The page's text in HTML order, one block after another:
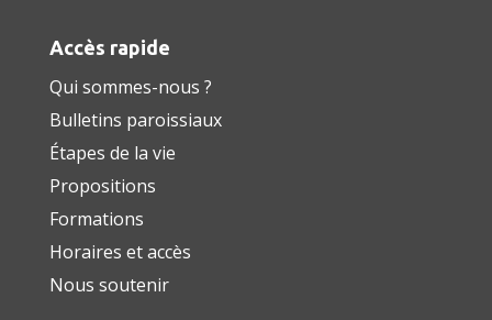
Accès rapide
Qui sommes-nous ?
Bulletins paroissiaux
Étapes de la vie
Propositions
Formations
Horaires et accès
Nous soutenir